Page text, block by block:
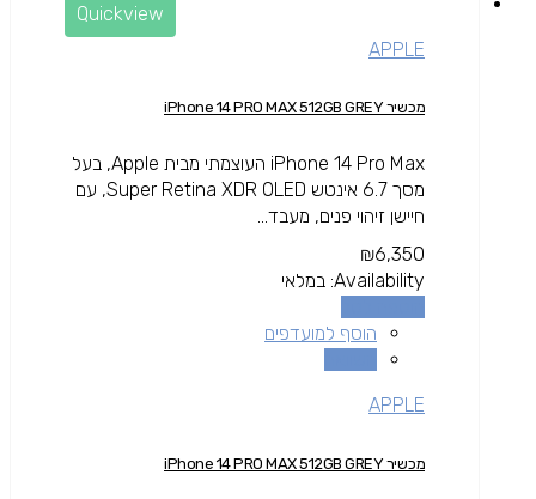
Quickview
APPLE
מכשיר iPhone 14 PRO MAX 512GB GREY
iPhone 14 Pro Max העוצמתי מבית Apple, בעל
מסך 6.7 אינטש Super Retina XDR OLED, עם
חיישן זיהוי פנים, מעבד...
₪6,350
Availability: במלאי
הוסף למועדפים
APPLE
מכשיר iPhone 14 PRO MAX 512GB GREY